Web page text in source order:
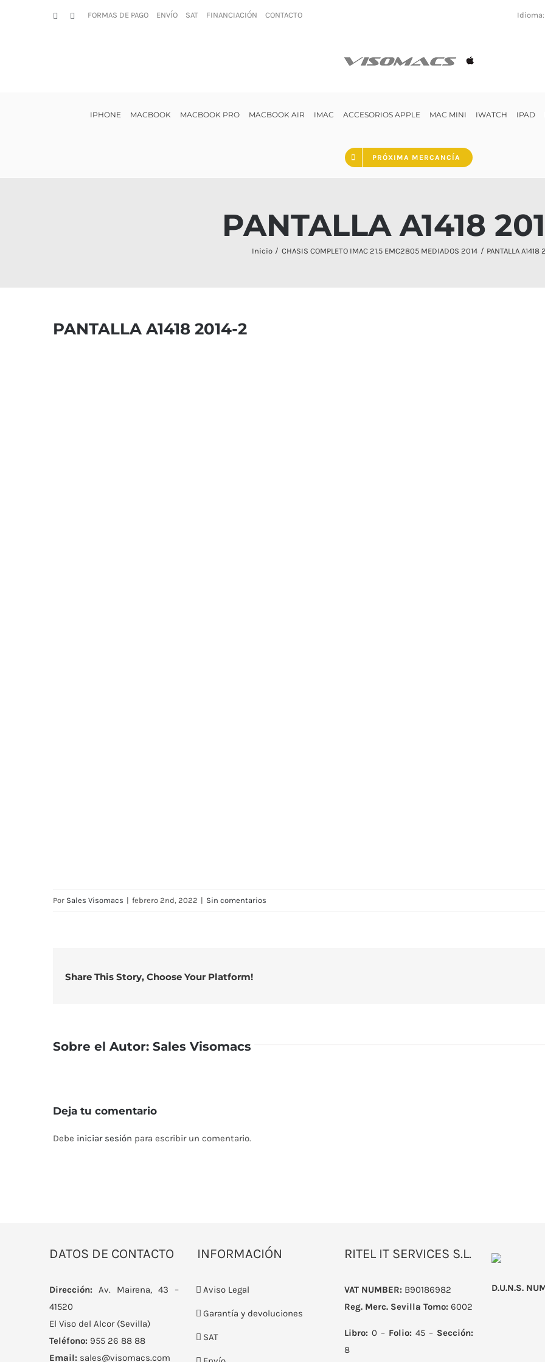
FacebookInstagram
FORMAS DE PAGO ENVÍO SAT FINANCIACIÓN CONTACTO Idioma:
IPHONE MACBOOK MACBOOK PRO MACBOOK AIR IMAC ACCESORIOS APPLE MAC MINI IWATCH IPAD
PRÓXIMA MERCANCÍA
PANTALLA A1418
Inicio CHASIS COMPLETO IMAC 21.5 EMC2805 MEDIADOS 2014 PANTALLA A1418
PANTALLA A1418 2014-2
Por Sales Visomacs | febrero 2nd, 2022 | Sin comentarios
Share This Story, Choose Your Platform!
Sobre el Autor: Sales Visomacs
Deja tu comentario
Debe iniciar sesión para escribir un comentario.
DATOS DE CONTACTO
Dirección: Av. Mairena, 43 –
41520
El Viso del Alcor (Sevilla)
Teléfono: 955 26 88 88
Email: sales@visomacs.com
INFORMACIÓN
Aviso Legal
Garantía y devoluciones
SAT
RITEL IT SERVICES S.L.
VAT NUMBER:B90186982
Reg. Merc. Sevilla Tomo:6002
Libro:0 – Folio:45 – Sección:
8
D.U.N.S.